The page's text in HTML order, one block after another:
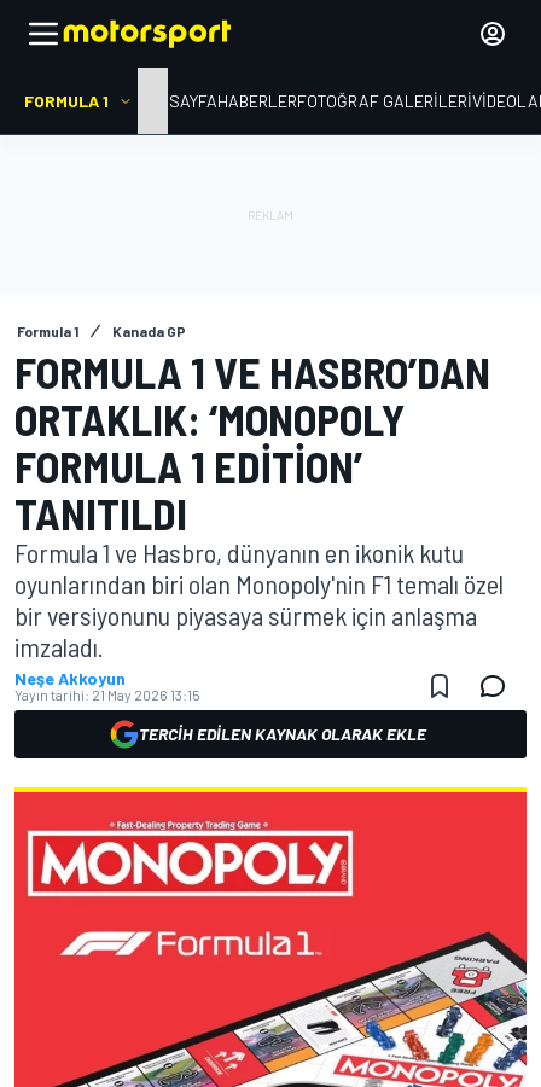
FORMULA 1 ANA SAYFAHABERLERFOTOĞRAF GALERILERI
Formula 1 Kanada GP
FORMULA 1 VE HASBRO’DAN
ORTAKLIK: ‘MONOPOLY
FORMULA 1 EDITION’
TANITILDI
Formula 1 ve Hasbro, dünyanın en ikonik kutu
oyunlarından biri olan Monopoly'nin F1 temalı özel
bir versiyonunu piyasaya sürmek için anlaşma
imzaladı.
Neşe Akkoyun
Yayın tarihi: 21 May 2026 13:15
TERCIH EDILEN KAYNAK OLARAK EKLE